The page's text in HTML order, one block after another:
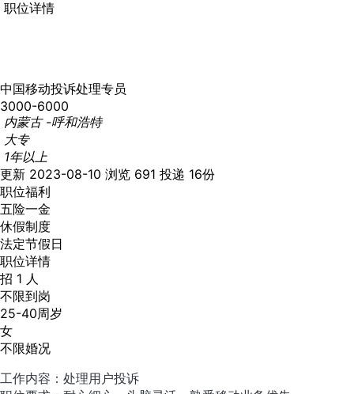
职位详情
中国移动投诉处理专员
3000-6000
内蒙古 -呼和浩特
大专
1年以上
更新 2023-08-10 浏览 691 投递 16份
职位福利
五险一金
休假制度
法定节假日
职位详情
招 1 人
不限到岗
25-40周岁
女
不限婚况
工作内容：处理用户投诉